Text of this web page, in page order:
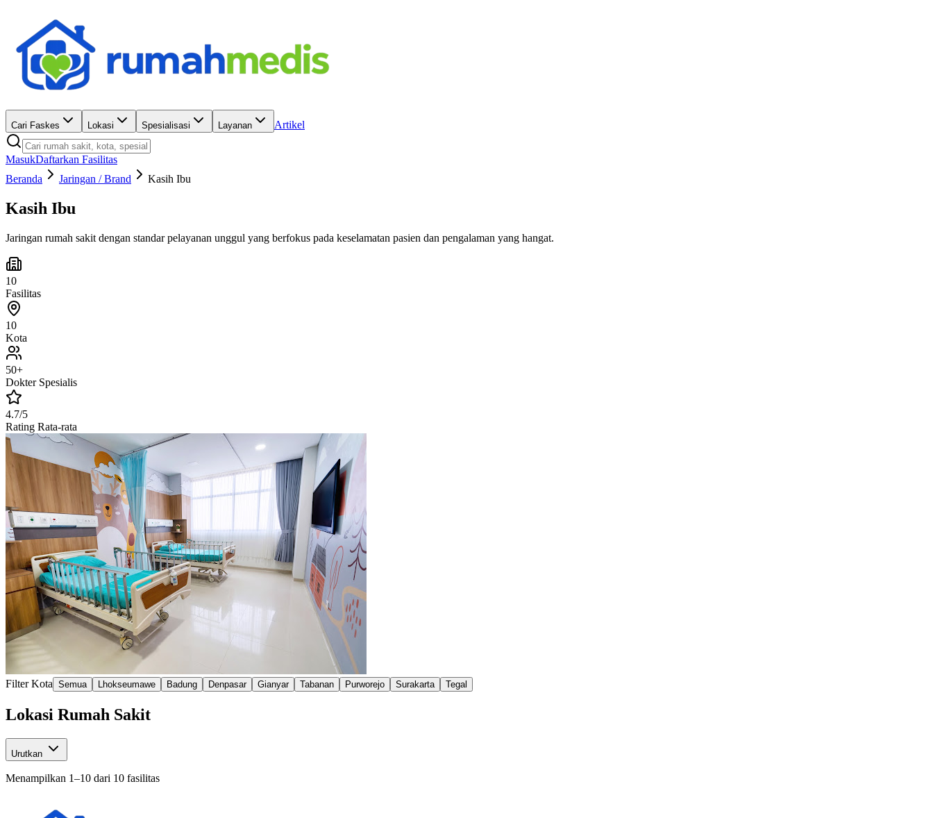
Cari Faskes Lokasi Spesialisasi Layanan Artikel
MasukDaftarkan Fasilitas
Beranda
Jaringan / Brand Kasih Ibu
Kasih Ibu
Jaringan rumah sakit dengan standar pelayanan unggul yang berfokus pada keselamatan pasien dan pengalaman yang hangat.
10
Fasilitas
10
Kota
50+
Dokter Spesialis
4.7/5
Rating Rata-rata
Filter Kota Semua Lhokseumawe Badung Denpasar Gianyar Tabanan Purworejo Surakarta Tegal
Lokasi Rumah Sakit
Urutkan
Menampilkan 1–10 dari 10 fasilitas